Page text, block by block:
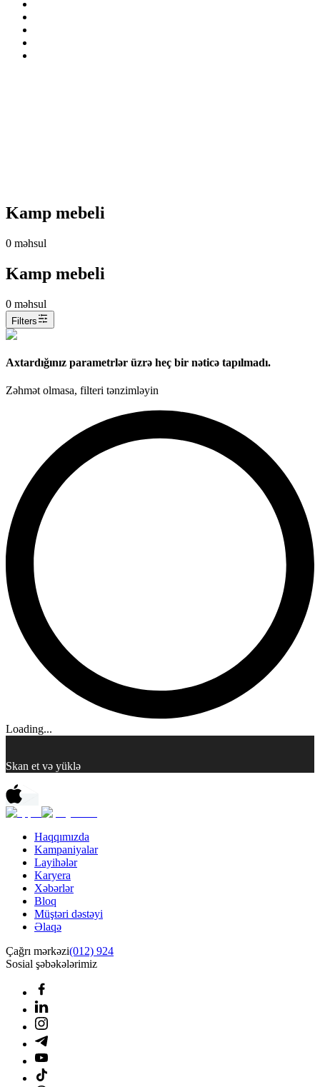
Kamp mebeli
0 məhsul
Kamp mebeli
0 məhsul
Filters
Axtardığınız parametrlər üzrə heç bir nəticə tapılmadı.
Zəhmət olmasa, filteri tənzimləyin
Loading...
Skan et və yüklə
Haqqımızda
Kampaniyalar
Layihələr
Karyera
Xəbərlər
Bloq
Müştəri dəstəyi
Əlaqə
Çağrı mərkəzi(012) 924
Sosial şəbəkələrimiz